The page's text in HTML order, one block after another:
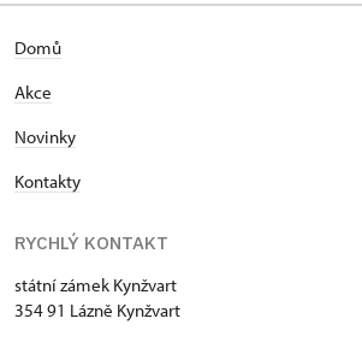
Domů
Akce
Novinky
Kontakty
RYCHLÝ KONTAKT
státní zámek Kynžvart
354 91 Lázně Kynžvart